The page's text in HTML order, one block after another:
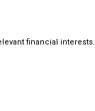
financial interests.